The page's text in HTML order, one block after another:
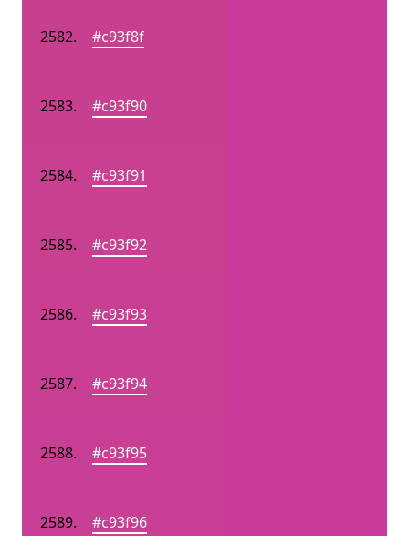
#c93f8f
#c93f90
#c93f91
#c93f92
#c93f93
#c93f94
#c93f95
#c93f96